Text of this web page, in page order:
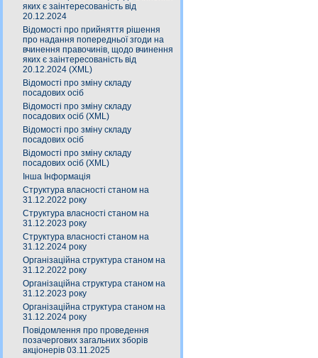
яких є заінтересованість від
20.12.2024
Відомості про прийняття рішення
про надання попередньої згоди на
вчинення правочинів, щодо вчинення
яких є заінтересованість від
20.12.2024 (XML)
Відомості про зміну складу
посадових осіб
Відомості про зміну складу
посадових осіб (XML)
Відомості про зміну складу
посадових осіб
Відомості про зміну складу
посадових осіб (XML)
Інша Інформація
Структура власності станом на
31.12.2022 року
Структура власності станом на
31.12.2023 року
Структура власності станом на
31.12.2024 року
Організаційна структура станом на
31.12.2022 року
Організаційна структура станом на
31.12.2023 року
Організаційна структура станом на
31.12.2024 року
Повідомлення про проведення
позачергових загальних зборів
акціонерів 03.11.2025